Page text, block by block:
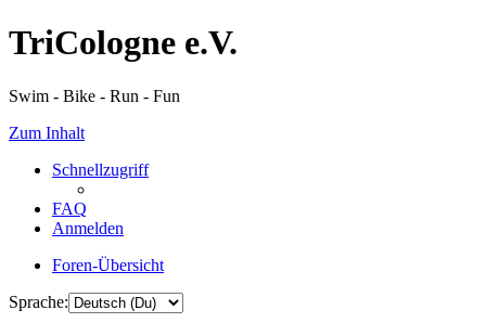
TriCologne e.V.
Swim - Bike - Run - Fun
Zum Inhalt
Schnellzugriff
FAQ
Anmelden
Foren-Übersicht
Sprache: